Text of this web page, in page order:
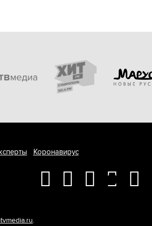
Коронавирус
.